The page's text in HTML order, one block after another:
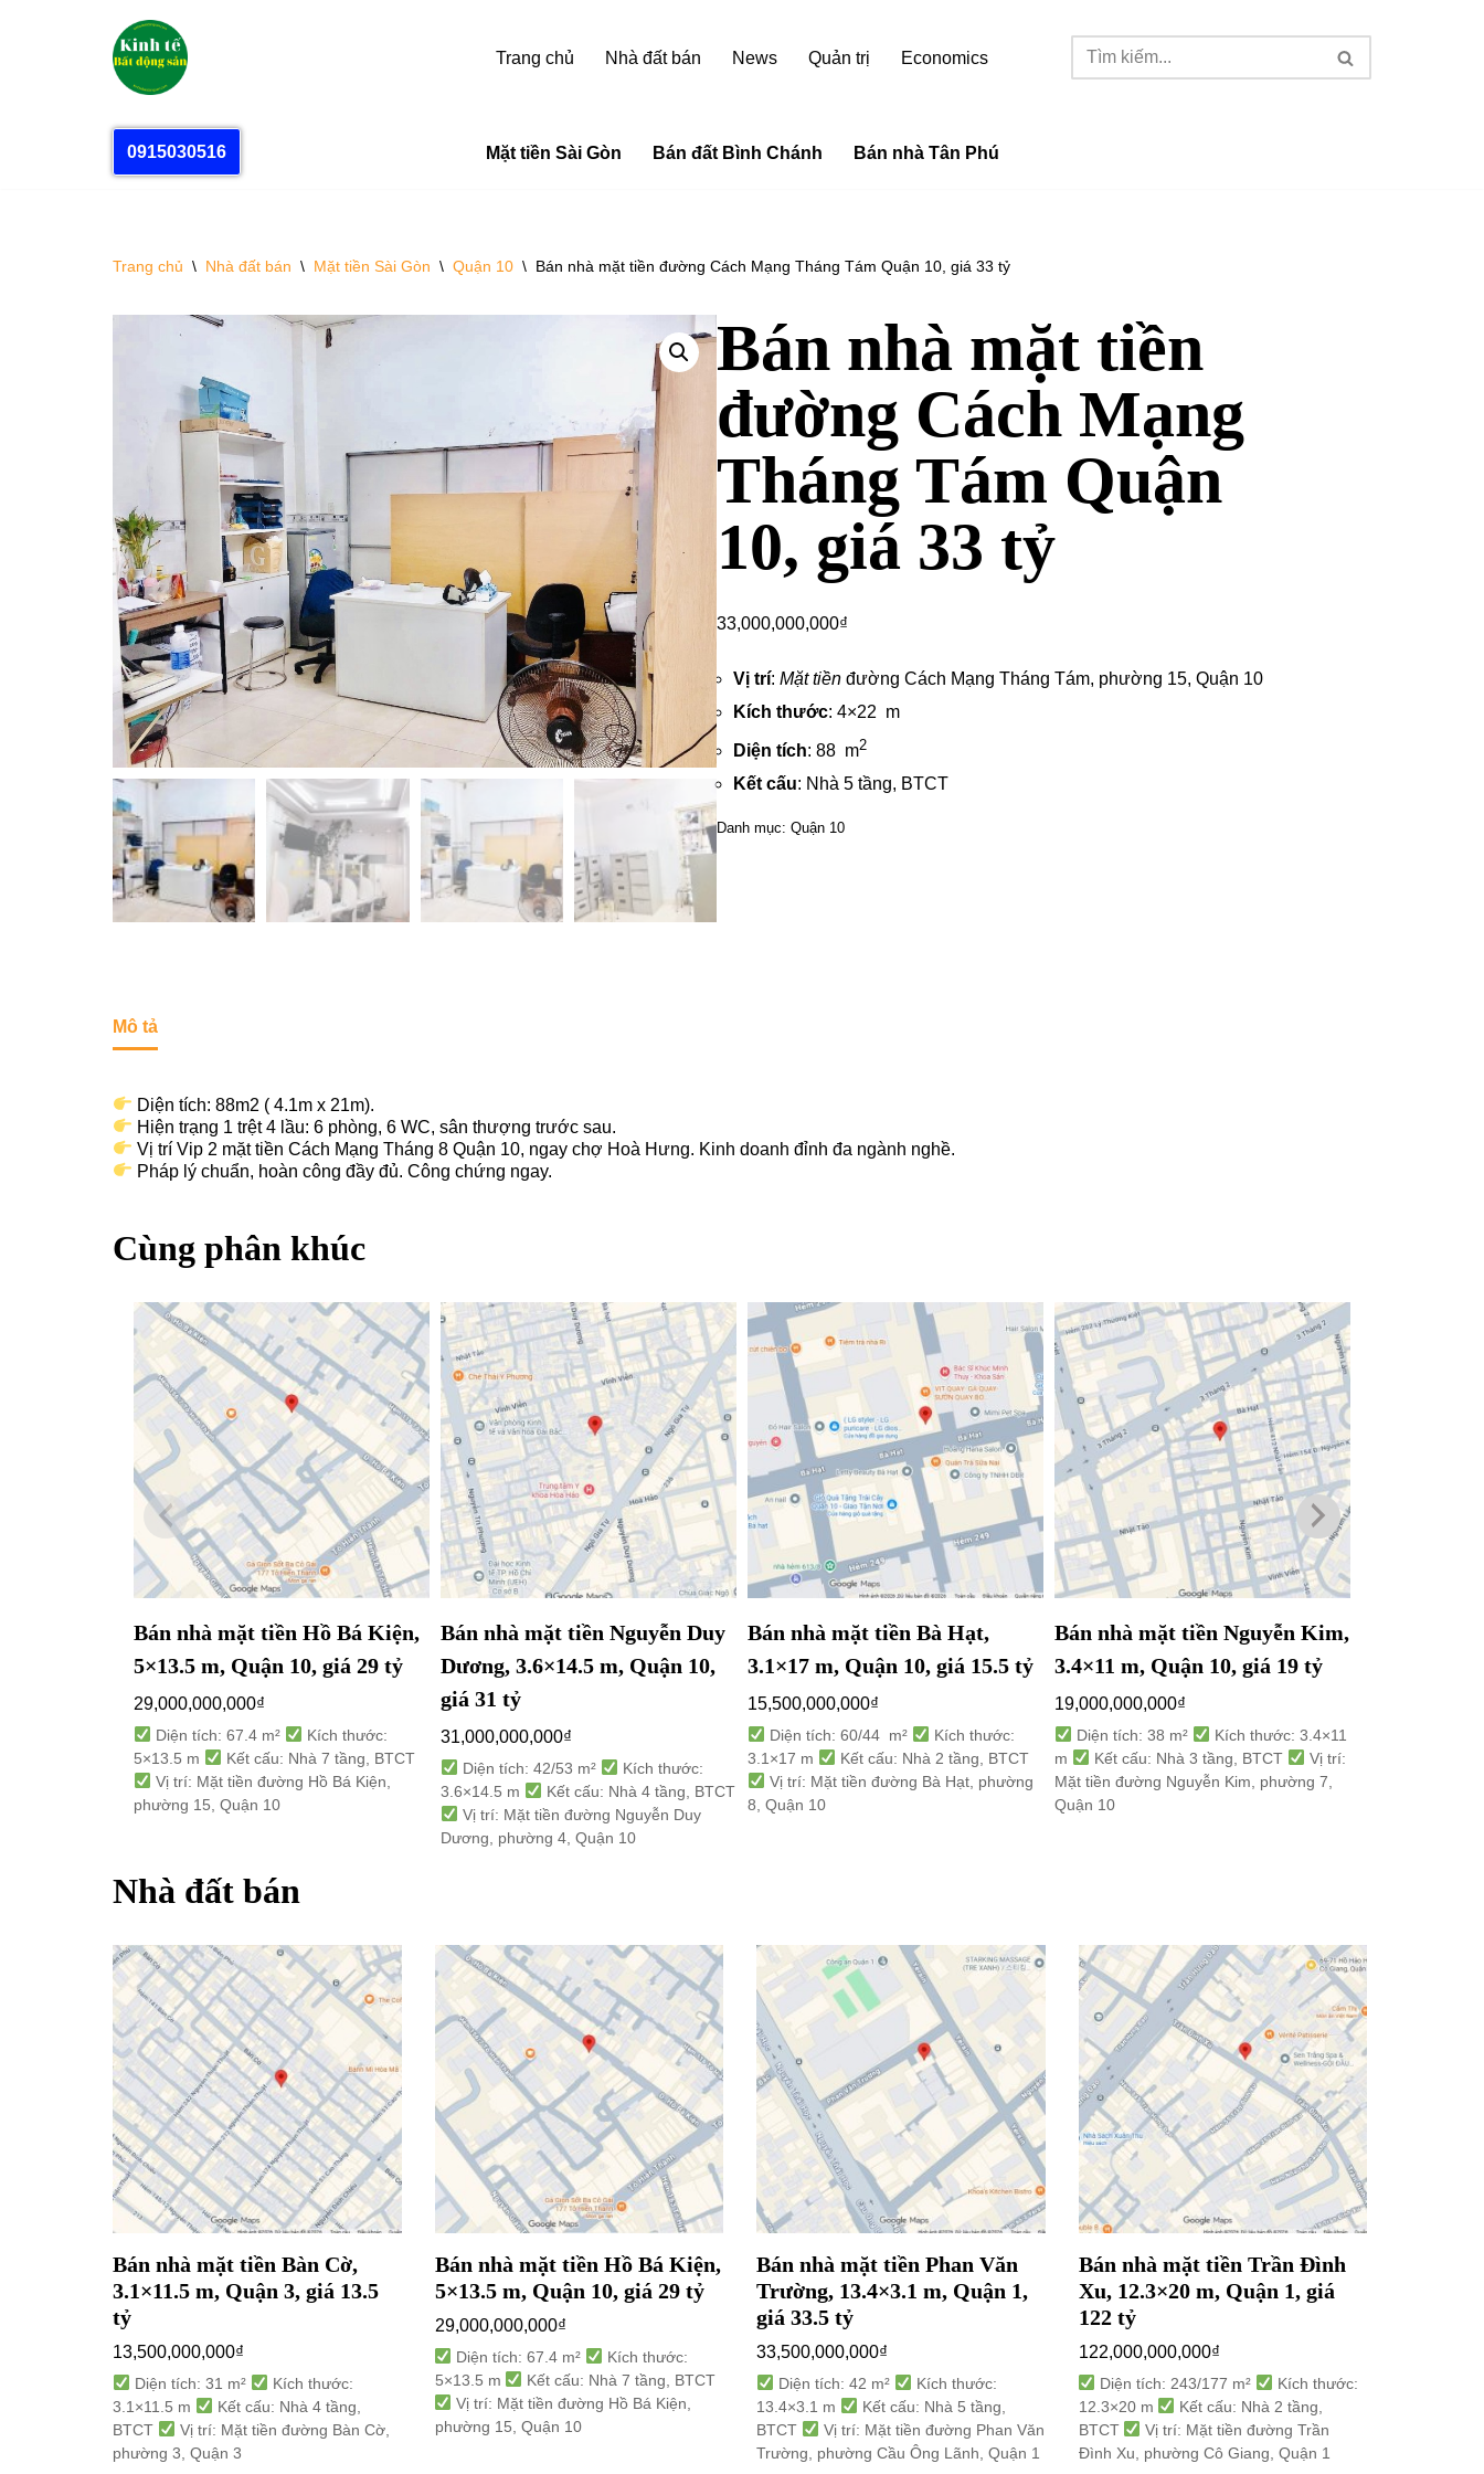
Trang chủ Nhà đất bán News Quản trị Economics
0915030516 Mặt tiền Sài Gòn Bán đất Bình Chánh Bán nhà Tân Phú
Trang chủ \ Nhà đất bán \ Mặt tiền Sài Gòn \ Quận 10 \ Bán nhà mặt tiền đường Cách Mạng Tháng Tám Quận 10, giá 33 tỷ
Bán nhà mặt tiền
đường Cách Mạng
Tháng Tám Quận
10, giá 33 tỷ
33,000,000,000₫
Vị trí:Mặt tiền đường Cách Mạng Tháng Tám, phường 15,Quận 10
Kích thước: 4×22 m
Diện tích: 88 m2
Kết cấu: Nhà 5 tầng, BTCT
Danh mục:Quận 10
Mô tả
Diện tích: 88m2 ( 4.1m x 21m).
Hiện trạng 1 trệt 4 lầu: 6 phòng, 6 WC, sân thượng trước sau.
Vị trí Vip 2 mặt tiền Cách Mạng Tháng 8 Quận 10, ngay chợ Hoà Hưng. Kinh doanh đỉnh đa ngành nghề.
Pháp lý chuẩn, hoàn công đầy đủ. Công chứng ngay.
Cùng phân khúc
Bán nhà mặt tiền Hồ Bá Kiện,
5×13.5 m, Quận 10, giá 29 tỷ
29,000,000,000₫
Diện tích: 67.4 m²
Kích thước:
5×13.5 m
Kết cấu: Nhà 7 tầng, BTCT
Vị trí: Mặt tiền đường Hồ Bá Kiện,
phường 15, Quận 10
Bán nhà mặt tiền Nguyễn Duy
Dương, 3.6×14.5 m, Quận 10,
giá 31 tỷ
31,000,000,000₫
Diện tích: 42/53 m²
Kích thước:
3.6×14.5 m
Kết cấu: Nhà 4 tầng, BTCT
Vị trí: Mặt tiền đường Nguyễn Duy
Dương, phường 4, Quận 10
Bán nhà mặt tiền Bà Hạt,
3.1×17 m, Quận 10, giá 15.5 tỷ
15,500,000,000₫
Diện tích: 60/44 m²
Kích thước:
3.1×17 m
Kết cấu: Nhà 2 tầng, BTCT
Vị trí: Mặt tiền đường Bà Hạt, phường
8, Quận 10
Bán nhà mặt tiền Nguyễn Kim,
3.4×11 m, Quận 10, giá 19 tỷ
19,000,000,000₫
Diện tích: 38 m²
Kích thước: 3.4×11
m
Kết cấu: Nhà 3 tầng, BTCT
Vị trí:
Mặt tiền đường Nguyễn Kim, phường 7,
Quận 10
Nhà đất bán
Bán nhà mặt tiền Bàn Cờ,
3.1×11.5 m, Quận 3, giá 13.5
tỷ
13,500,000,000₫
Diện tích: 31 m²
Kích thước:
3.1×11.5 m
Kết cấu: Nhà 4 tầng,
BTCT
Vị trí: Mặt tiền đường Bàn Cờ,
phường 3, Quận 3
Bán nhà mặt tiền Hồ Bá Kiện,
5×13.5 m, Quận 10, giá 29 tỷ
29,000,000,000₫
Diện tích: 67.4 m²
Kích thước:
5×13.5 m
Kết cấu: Nhà 7 tầng, BTCT
Vị trí: Mặt tiền đường Hồ Bá Kiện,
phường 15, Quận 10
Bán nhà mặt tiền Phan Văn
Trường, 13.4×3.1 m, Quận 1,
giá 33.5 tỷ
33,500,000,000₫
Diện tích: 42 m²
Kích thước:
13.4×3.1 m
Kết cấu: Nhà 5 tầng,
BTCT
Vị trí: Mặt tiền đường Phan Văn
Trường, phường Cầu Ông Lãnh, Quận 1
Bán nhà mặt tiền Trần Đình
Xu, 12.3×20 m, Quận 1, giá
122 tỷ
122,000,000,000₫
Diện tích: 243/177 m²
Kích thước:
12.3×20 m
Kết cấu: Nhà 2 tầng,
BTCT
Vị trí: Mặt tiền đường Trần
Đình Xu, phường Cô Giang, Quận 1